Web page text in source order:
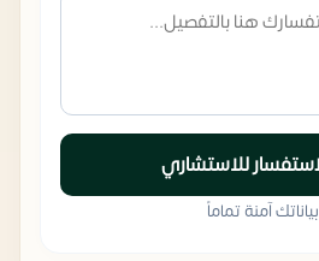
للاستشاري
آمنة تماماً